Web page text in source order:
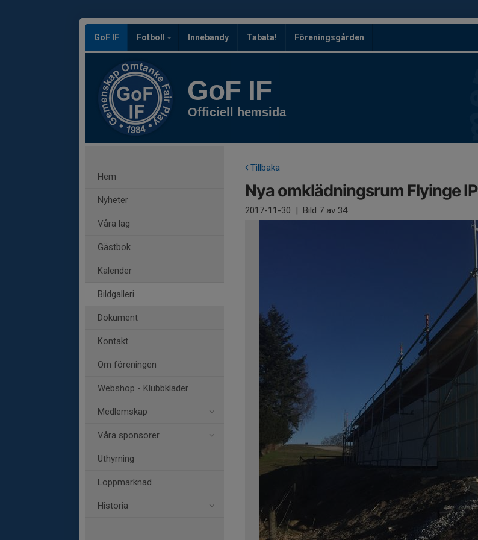
GoF IF Fotboll Innebandy Tabata! Föreningsgården
GoF IF
Officiell hemsida
Hem
Nyheter
Våra lag
Gästbok
Kalender
Bildgalleri
Dokument
Kontakt
Om föreningen
Webshop - Klubbkläder
Medlemskap
Våra sponsorer
Uthyrning
Loppmarknad
Historia
Tillbaka
Nya omklädningsrum Flyinge IP
2017-11-30 | Bild 7 av 34